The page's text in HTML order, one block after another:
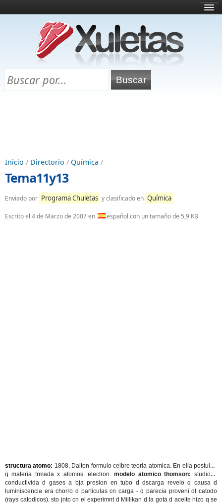
¿Qué es esto?
Directorio
Chuletas para exámenes
Inicio / Directorio / Química /
Tema11y13
Enviado por Programa Chuletas y clasificado en Química
Escrito el 4 de Marzo de 2007en español con un tamaño de 5,9 KB
structura atomo: 1808, Dalton formulo celbre teoria atomica. En ella postulab
q materia frmada x atomos. electron.modelo atomico thomson: studio d
conductivida d gases a bja presion en tubo d dscarga revelo q causa d
luminiscencia era chorro d particulas cn carga - q parecia proveni dl catodo
(rays catodicos). sto jnto cn el experimnt d Millikan d la gota d aceite hizo q se